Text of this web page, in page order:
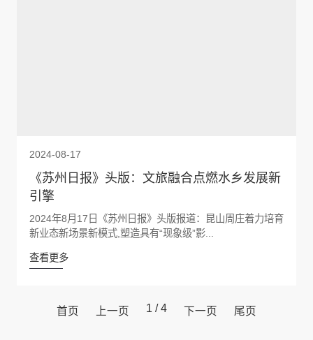
2024-08-17
《苏州日报》头版：文旅融合点燃水乡发展新
引擎
2024年8月17日《苏州日报》头版报道：昆山周庄着力培育
新业态新场景新模式,塑造具有“现象级”影...
查看更多
首页 上一页 1 / 4 下一页 尾页